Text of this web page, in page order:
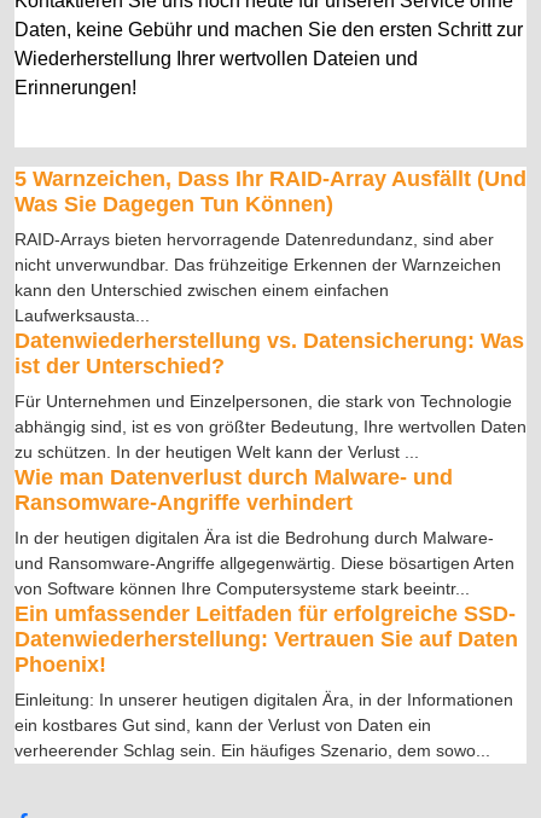
Daten, keine Gebühr und machen Sie den ersten Schritt zur
Wiederherstellung Ihrer wertvollen Dateien und
Erinnerungen!
5 Warnzeichen, Dass Ihr RAID-Array Ausfällt (Und
Was Sie Dagegen Tun Können)
RAID-Arrays bieten hervorragende Datenredundanz, sind aber
nicht unverwundbar. Das frühzeitige Erkennen der Warnzeichen
kann den Unterschied zwischen einem einfachen
Laufwerksausta
Datenwiederherstellung vs. Datensicherung: Was
ist der Unterschied?
Für Unternehmen und Einzelpersonen, die stark von Technologie
abhängig sind, ist es von größter Bedeutung, Ihre wertvollen Daten
zu schützen. In der heutigen Welt kann der Verlust
Wie man Datenverlust durch Malware- und
Ransomware-Angriffe verhindert
In der heutigen digitalen Ära ist die Bedrohung durch Malware-
und Ransomware-Angriffe allgegenwärtig. Diese bösartigen Arten
von Software können Ihre Computersysteme stark beeintr...
Ein umfassender Leitfaden für erfolgreiche SSD-
Datenwiederherstellung: Vertrauen Sie auf Daten
Phoenix!
Einleitung: In unserer heutigen digitalen Ära, in der Informationen
ein kostbares Gut sind, kann der Verlust von Daten ein
verheerender Schlag sein. Ein häufiges Szenario, dem sowo